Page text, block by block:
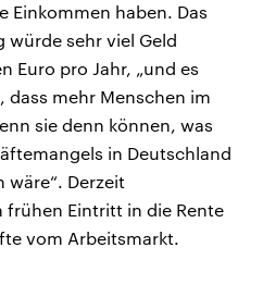
Einkommen haben. Das
würde sehr viel Geld
Euro pro Jahr, „und es
mehr Menschen im
sie denn können, was
in Deutschland
Derzeit
Eintritt in die Rente
vom Arbeitsmarkt.